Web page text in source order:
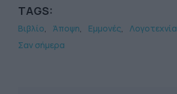
TAGS:
Βιβλίο Άποψη Εμμονές Λογοτεχνία
Σαν σήμερα